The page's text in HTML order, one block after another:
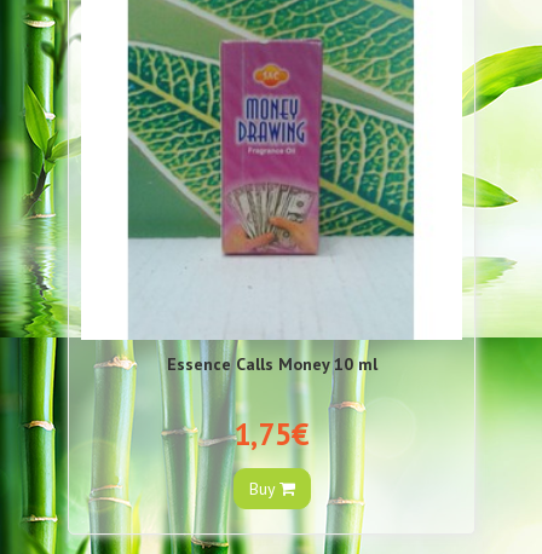
Essence Calls Money 10 ml
1,75€
Buy